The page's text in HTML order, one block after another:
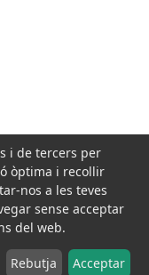
i de tercers per
òptima i recollir
nos a les teves
sense acceptar
del web.
Rebutja Acceptar